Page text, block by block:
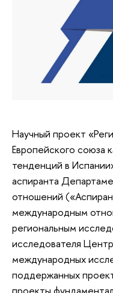
Научный проект
Европейского союза
тенденций в
аспиранта
отношений
международным
региональным
исследователя
международных
поддержанных